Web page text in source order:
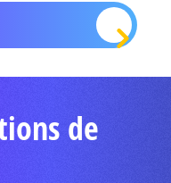
de